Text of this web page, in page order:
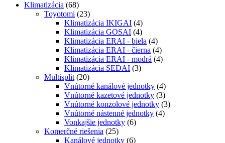
Klimatizácia (68)
Toyotomi (23)
Klimatizácia IKIGAI (4)
Klimatizácia GOSAI (4)
Klimatizácia ERAI - biela (4)
Klimatizácia ERAI - čierna (4)
Klimatizácia ERAI - modrá (4)
Klimatizácia SEDAI (3)
Multisplit (20)
Vnútorné kanálové jednotky (4)
Vnútorné kazetové jednotky (3)
Vnútorné konzolové jednotky (3)
Vnútorné nástenné jednotky (4)
Vonkajšie jednotky (6)
Komerčné riešenia (25)
Kanálové jednotky (6)